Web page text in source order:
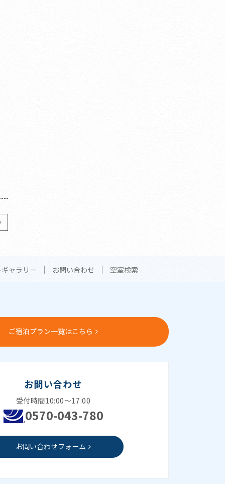
ャラリー お問い合わせ 空室検索
ご宿泊プラン一覧はこちら
お問い合わせ
受付時間10:00～17:00
0570-043-780
お問い合わせフォーム